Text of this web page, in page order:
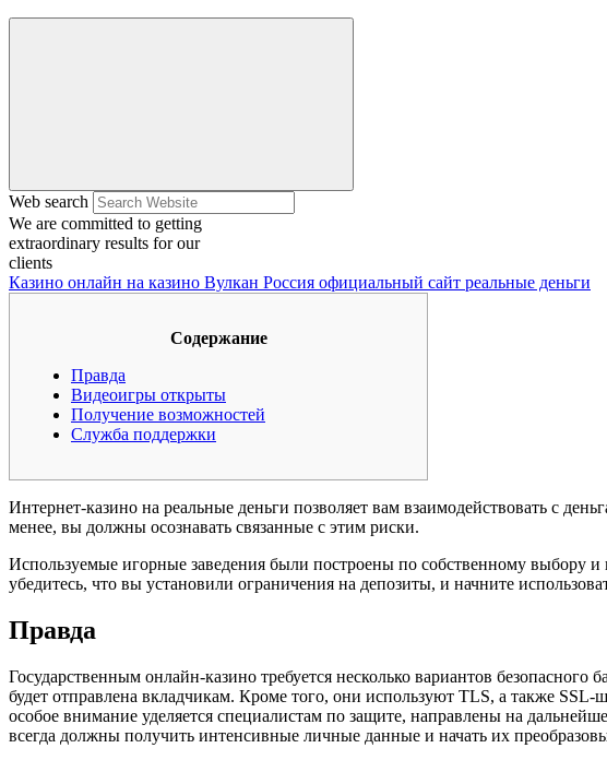
Web search
We are committed to getting
extraordinary results for our
clients
Казино онлайн на казино Вулкан Россия официальный сайт реальные деньги
Содержание
Правда
Видеоигры открыты
Получение возможностей
Служба поддержки
Интернет-казино на реальные деньги позволяет вам взаимодействовать с
менее, вы должны осознавать связанные с этим риски.
Используемые игорные заведения были построены по собственному выбору
убедитесь, что вы установили ограничения на депозиты, и начните
Правда
Государственным онлайн-казино требуется несколько вариантов
будет отправлена ​​вкладчикам. Кроме того, они используют TLS, а также
особое внимание уделяется специалистам по защите, направлены на
всегда должны получить интенсивные личные данные и начать их